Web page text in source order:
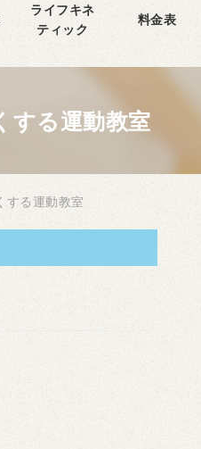
ライフキネ
ティック
料金表
する運動教室
する運動教室